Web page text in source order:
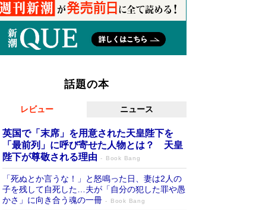
話題の本
レビュー ニュース
英国で「末席」を用意された天皇陛下を
「最前列」に呼び寄せた人物とは？ 天皇
陛下が尊敬される理由
Book Bang
「死ぬとか言うな！」と怒鳴った日、妻は2人の
子を残して自死した…夫が「自分の犯した罪や愚
かさ」に向き合う魂の一冊
Book Bang